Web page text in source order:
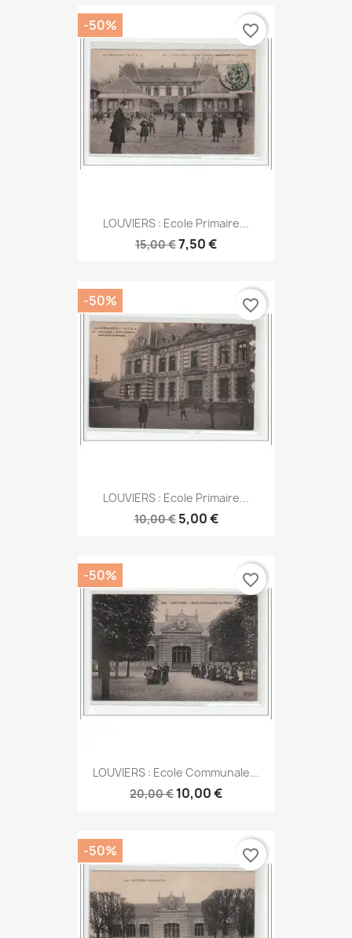
LOUVIERS : Ecole Primaire...
15,00 €7,50 €
-50% favorite_border
LOUVIERS : Ecole Primaire...
10,00 € 5,00 €
-50% favorite_border
LOUVIERS : Ecole Communale...
20,00 € 10,00 €
-50% favorite_border
-50% favorite_border